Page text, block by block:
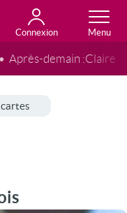
Connexion
Après-demain :Claire